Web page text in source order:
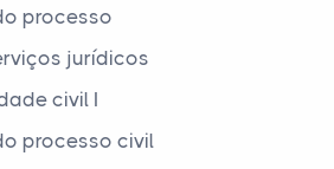
processo
jurídicos
civil I
processo civil